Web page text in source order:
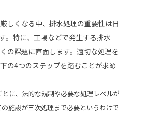
しくなる中、排水処理の重要性は日
。特に、工場などで発生する排水
の課題に直面します。適切な処理を
の4つのステップを踏むことが求め
に、法的な規制や必要な処理レベルが
施設が三次処理まで必要というわけで